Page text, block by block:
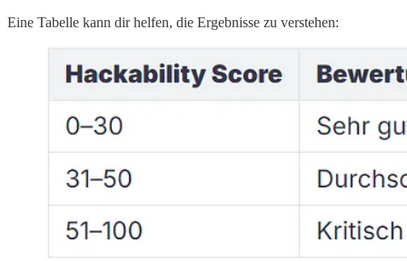
Eine Tabelle kann dir helfen, die Ergebnisse zu verstehen: